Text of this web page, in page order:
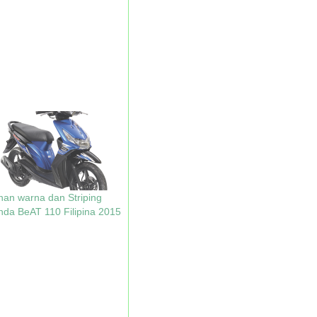
warna dan Striping
BeAT 110 Filipina 2015